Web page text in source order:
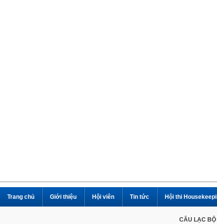
Trang chủ Giới thiệu Hội viên Tin tức Hội thi
CÂU LẠC BỘ